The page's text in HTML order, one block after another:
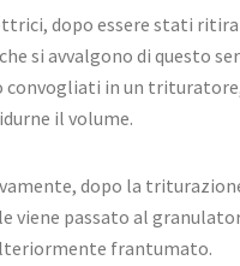
dopo essere stati
si avvalgono di questo
convogliati in un
il volume.
dopo la
viene passato al
frantumato.